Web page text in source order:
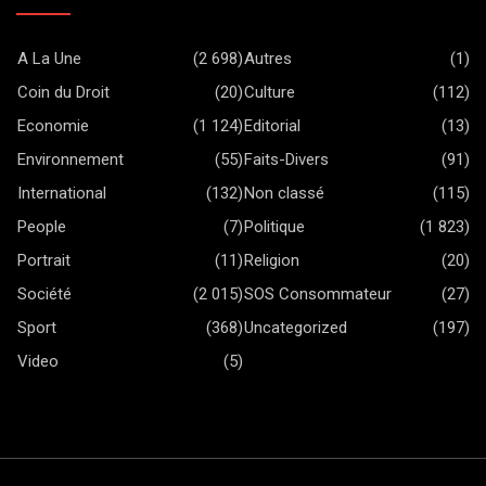
A La Une (2 698)Autres
(1)
Coin du Droit
(20)Culture
(112)
Economie
(1 124) Editorial
(13)
Environnement
(55) Faits-Divers
(91)
International
(132) Non classé
(115)
People
(7) Politique
(1 823)
Portrait
(11) Religion
(20)
Société
(2 015)SOS Consommateur
(27)
Sport
(368)Uncategorized
(197)
Video
(5)